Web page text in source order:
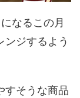
なるこの月
ンジするよう
すそうな商品